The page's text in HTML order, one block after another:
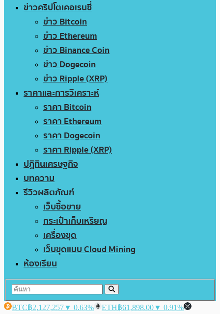
ข่าวคริปโตเคอเรนซี่
ข่าว Bitcoin
ข่าว Ethereum
ข่าว Binance Coin
ข่าว Dogecoin
ข่าว Ripple (XRP)
ราคาและการวิเคราะห์
ราคา Bitcoin
ราคา Ethereum
ราคา Dogecoin
ราคา Ripple (XRP)
ปฏิทินเศรษฐกิจ
บทความ
รีวิวผลิตภัณฑ์
เว็บซื้อขาย
กระเป๋าเก็บเหรียญ
เครื่องขุด
เว็บขุดแบบ Cloud Mining
ห้องเรียน
BTC฿2,127,257▼ 0.63% ETH฿61,898.00▼ 0.91%